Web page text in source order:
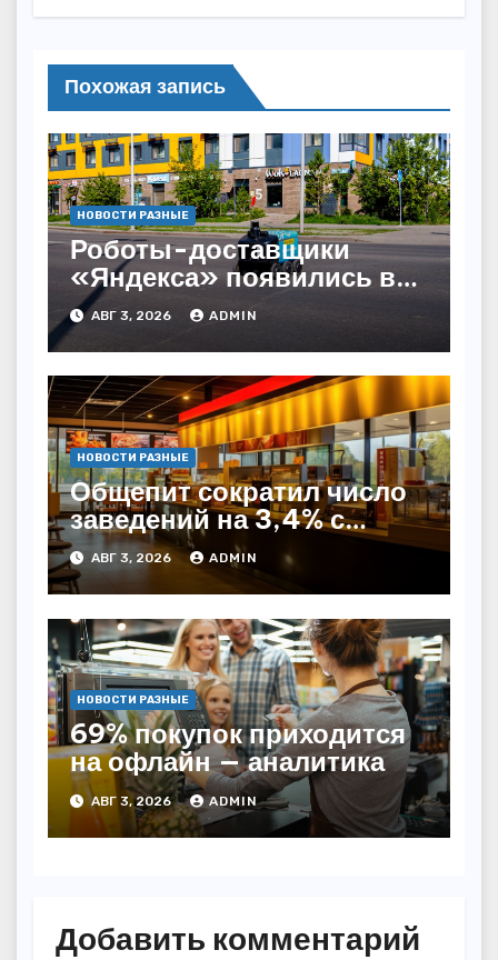
Похожая запись
НОВОСТИ РАЗНЫЕ
Роботы-доставщики
«Яндекса» появились в
Казахстане
АВГ 3, 2026 ADMIN
НОВОСТИ РАЗНЫЕ
Общепит сократил число
заведений на 3,4% с
начала года — INFOLine
АВГ 3, 2026 ADMIN
НОВОСТИ РАЗНЫЕ
69% покупок приходится
на офлайн — аналитика
АВГ 3, 2026 ADMIN
Добавить комментарий